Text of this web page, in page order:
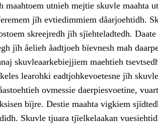
utnieh mejtie skuvle maahta
jïh evtiedimmiem dåarjoehtidh.
skreejredh jïh sjïehteladtedh.
jïh åelieh åadtjoeh bïevnesh mah
skuvleaarkebiejjiem maehtieh
learohki eadtjohkevoetesne jïh
ovmessie daerpiesvoetine,
bïjre. Destie maahta vigkiem
Skuvle tjuara tjïelkelaakan